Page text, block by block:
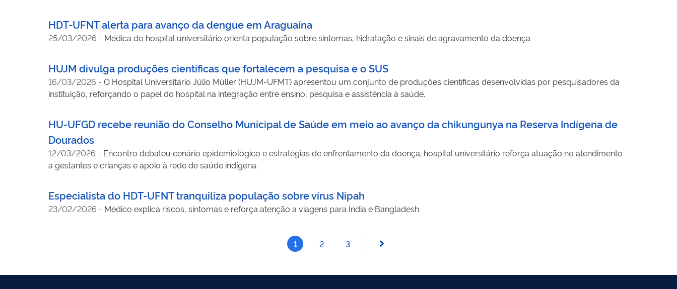
HDT-UFNT alerta para avanço da dengue em Araguaína
25/03/2026 - Médica do hospital universitário orienta população sobre sintomas, hidratação e sinais de agravamento da doença
HUJM divulga produções científicas que fortalecem a pesquisa e o SUS
16/03/2026 - O Hospital Universitário Júlio Müller (HUJM-UFMT) apresentou um conjunto de produções científicas desenvolvidas por pesquisadores da
instituição, reforçando o papel do hospital na integração entre ensino, pesquisa e assistência à saúde.
HU-UFGD recebe reunião do Conselho Municipal de Saúde em meio ao avanço da chikungunya na Reserva Indígena de
Dourados
12/03/2026 - Encontro debateu cenário epidemiológico e estratégias de enfrentamento da doença; hospital universitário reforça atuação no atendimento
a gestantes e crianças e apoio à rede de saúde indígena.
Especialista do HDT-UFNT tranquiliza população sobre vírus Nipah
23/02/2026 - Médico explica riscos, sintomas e reforça atenção a viagens para Índia e Bangladesh
1 2 3